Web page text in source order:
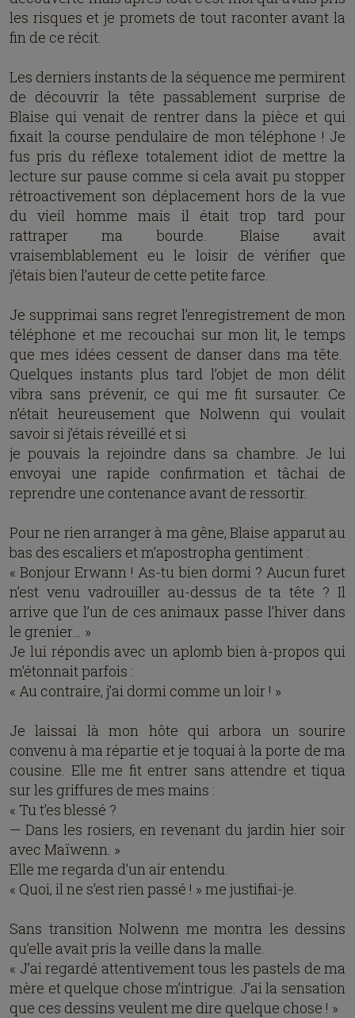
les risques et je promets de tout raconter avant la
fin de ce récit.
Les derniers instants de la séquence me permirent
de découvrir la tête passablement surprise de
Blaise qui venait de rentrer dans la pièce et qui
fixait la course pendulaire de mon téléphone ! Je
fus pris du réflexe totalement idiot de mettre la
lecture sur pause comme si cela avait pu stopper
rétroactivement son déplacement hors de la vue
du vieil homme mais il était trop tard pour
rattraper ma bourde. Blaise avait
vraisemblablement eu le loisir de vérifier que
j’étais bien l’auteur de cette petite farce.
Je supprimai sans regret l’enregistrement de mon
téléphone et me recouchai sur mon lit, le temps
que mes idées cessent de danser dans ma tête.
Quelques instants plus tard l’objet de mon délit
vibra sans prévenir, ce qui me fit sursauter. Ce
n’était heureusement que Nolwenn qui voulait
savoir si j’étais réveillé et si
je pouvais la rejoindre dans sa chambre. Je lui
envoyai une rapide confirmation et tâchai de
reprendre une contenance avant de ressortir.
Pour ne rien arranger à ma gêne, Blaise apparut au
bas des escaliers et m’apostropha gentiment :
« Bonjour Erwann ! As-tu bien dormi ? Aucun furet
n’est venu vadrouiller au-dessus de ta tête ? Il
arrive que l’un de ces animaux passe l’hiver dans
le grenier… »
Je lui répondis avec un aplomb bien à-propos qui
m’étonnait parfois :
« Au contraire, j’ai dormi comme un loir ! »
Je laissai là mon hôte qui arbora un sourire
convenu à ma répartie et je toquai à la porte de ma
cousine. Elle me fit entrer sans attendre et tiqua
sur les griffures de mes mains :
« Tu t’es blessé ?
— Dans les rosiers, en revenant du jardin hier soir
avec Maïwenn. »
Elle me regarda d’un air entendu.
« Quoi, il ne s’est rien passé ! » me justifiai-je.
Sans transition Nolwenn me montra les dessins
qu’elle avait pris la veille dans la malle.
« J’ai regardé attentivement tous les pastels de ma
mère et quelque chose m’intrigue. J’ai la sensation
que ces dessins veulent me dire quelque chose ! »